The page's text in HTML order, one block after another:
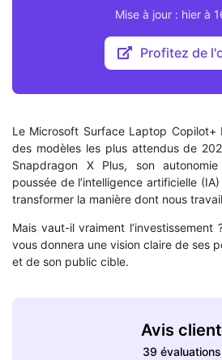
Mise à jour : hier à
Profitez de
Le Microsoft Surface Laptop Copilot+
des modèles les plus attendus de
Snapdragon X Plus, son
poussée de l’intelligence artificielle
transformer la manière dont nous
Mais vaut-il vraiment
vous donnera une vision claire de ses
et de son public cible.
Avis client
39 évaluations